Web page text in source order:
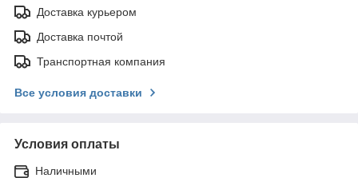
Доставка курьером
Доставка почтой
Транспортная компания
Все условия доставки
Условия оплаты
Наличными